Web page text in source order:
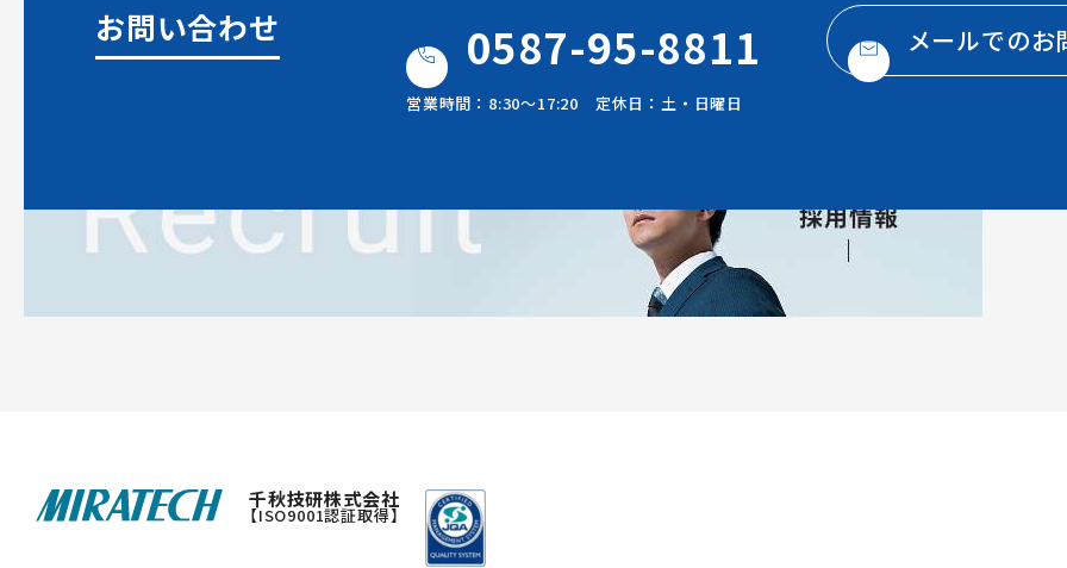
お問い合わせ 0587-95-8811
営業時間：8:30～17:20 定休日：土・日曜日
メールでのお
千秋技研株式会社
【ISO9001認証取得】